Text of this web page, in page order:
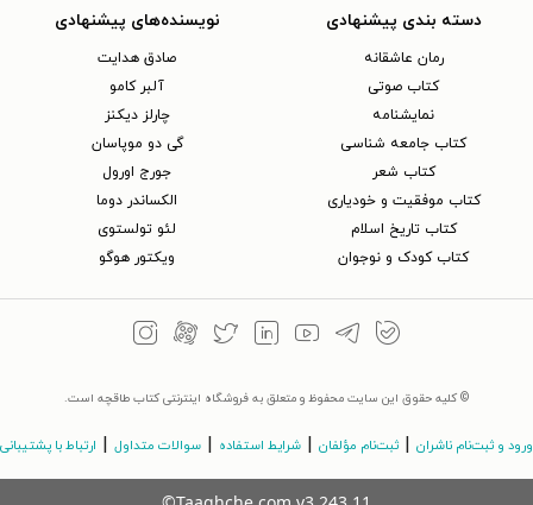
دسته بندی پیشنهادی
رمان عاشقانه
کتاب‌ صوتی
نمایشنامه
کتاب جامعه شناسی
کتاب شعر
کتاب موفقیت و خودیاری
کتاب تاریخ اسلام
کتاب کودک و نوجوان
نویسنده‌های پیشنهادی
صادق هدایت
آلبر کامو
چارلز دیکنز
گی دو موپاسان
جورج اورول
الکساندر دوما
لئو تولستوی
ویکتور هوگو
© کلیه حقوق این سایت محفوظ و متعلق به فروشگاه اینترنتی کتاب طاقچه است.
ورود و ثبت‌نام ناشران ثبت‌نام مؤلفان شرایط استفاده سوالات متداول ارتباط با پشتیبانی